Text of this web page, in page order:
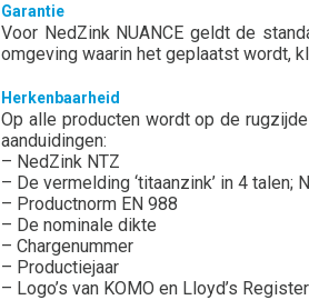
Garantie
Voor NedZink NUANCE geldt de
omgeving waarin het geplaatst wordt,
Herkenbaarheid
Op alle producten wordt op de
aanduidingen:
– NedZink NTZ
– De vermelding ‘titaanzink’ in 4 talen;
– Productnorm EN 988
– De nominale dikte
– Chargenummer
– Productiejaar
– Logo’s van KOMO en Lloyd’s Register